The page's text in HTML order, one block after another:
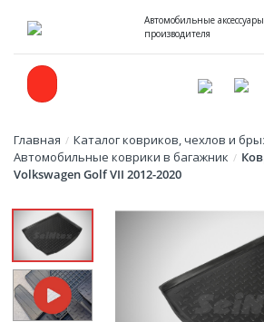
Автомобильные
производителя
Главная / Каталог ковриков, чехлов и
Автомобильные коврики в багажник /
Volkswagen Golf VII 2012-2020